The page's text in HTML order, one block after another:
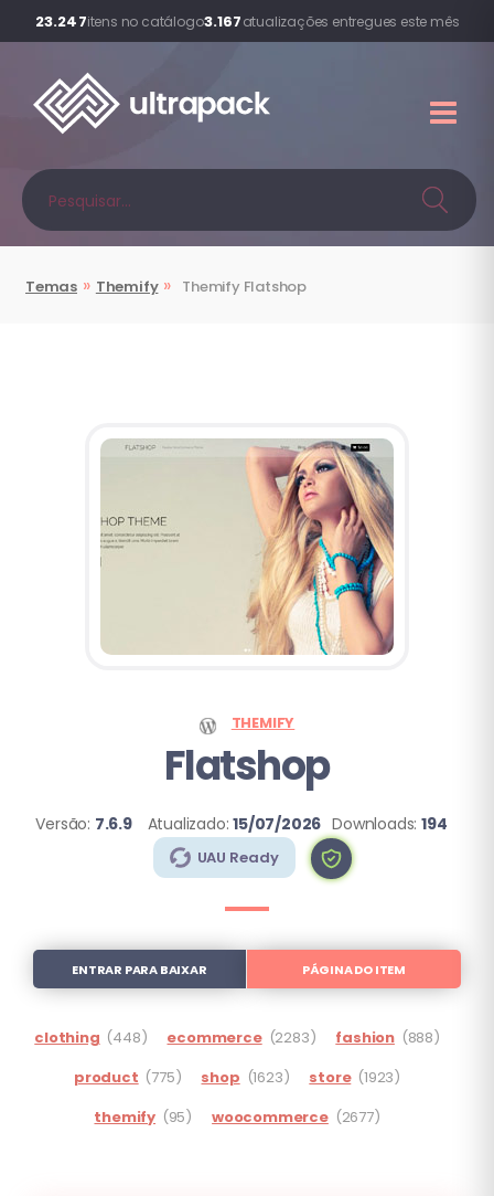
23.247itens no catálogo3.167atualizações entregues este mês
Temas » Themify » Themify Flatshop
THEMIFY
Flatshop
Versão: 7.6.9 Atualizado:15/07/2026 Downloads:194
UAU Ready
ENTRAR PARA BAIXAR PÁGINA DO ITEM
clothing (448) ecommerce (2283) fashion (888)
product (775) shop (1623) store (1923)
themify (95) woocommerce (2677)